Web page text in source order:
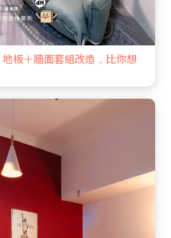
板＋牆面套組改造，比你想